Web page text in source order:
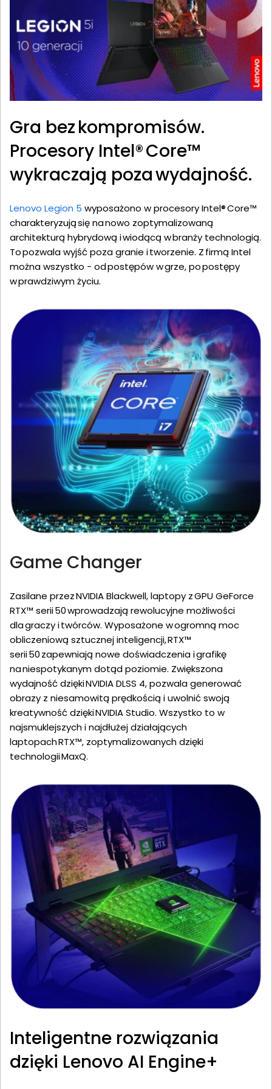
Gra bez kompromisów.
Procesory Intel® Core™
wykraczają poza wydajność.
Lenovo Legion 5 wyposażono w procesory Intel® Core™
charakteryzują się na nowo zoptymalizowaną
architekturą hybrydową i wiodącą w branży technologią.
To pozwala wyjść poza granie i tworzenie. Z firmą Intel
można wszystko - od postępów w grze, po postępy
w prawdziwym życiu.
Game Changer
Zasilane przez NVIDIA Blackwell, laptopy z GPU GeForce
RTX™ serii 50 wprowadzają rewolucyjne możliwości
dla graczy i twórców. Wyposażone w ogromną moc
obliczeniową sztucznej inteligencji, RTX™
serii 50 zapewniają nowe doświadczenia i grafikę
na niespotykanym dotąd poziomie. Zwiększona
wydajność dzięki NVIDIA DLSS 4, pozwala generować
obrazy z niesamowitą prędkością i uwolnić swoją
kreatywność dzięki NVIDIA Studio. Wszystko to w
najsmuklejszych i najdłużej działających
laptopach RTX™, zoptymalizowanych dzięki
technologii MaxQ.
Inteligentne rozwiązania
dzięki Lenovo AI Engine+